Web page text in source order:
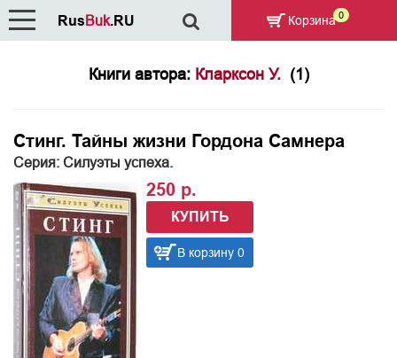
Книги автора: Кларксон У. (1)
Стинг. Тайны жизни Гордона Самнера
Серия: Силуэты успеха.
250 р.
КУПИТЬ
В корзину 0
RusBuk.RU Корзина 0